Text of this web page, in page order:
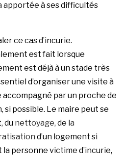
apportée à ses difficultés
ce cas d’incurie.
est fait lorsque
est déjà à un stade très
d’organiser une visite à
accompagné par un proche de
si possible. Le maire peut se
du nettoyage, de la
d’un logement si
personne victime d’incurie,